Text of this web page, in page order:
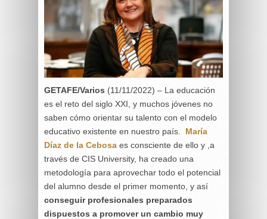
GETAFE/Varios (11/11/2022) – La educación
es el reto del siglo XXI, y muchos jóvenes no
saben cómo orientar su talento con el modelo
educativo existente en nuestro país. María
Díaz de la Cebosa es consciente de ello y ,a
través de CIS University, ha creado una
metodología para aprovechar todo el potencial
del alumno desde el primer momento, y así
conseguir profesionales preparados
dispuestos a promover un cambio muy